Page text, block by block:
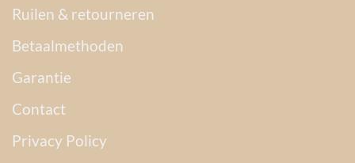
Ruilen & retourneren
Betaalmethoden
Garantie
Contact
Privacy Policy